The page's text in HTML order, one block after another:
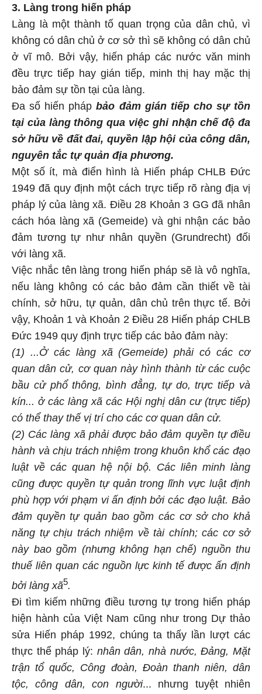
3. Làng trong hiến pháp
Làng là một thành tố quan trọng của dân chủ, vì
không có dân chủ ở cơ sở thì sẽ không có dân chủ
ở vĩ mô. Bởi vậy, hiến pháp các nước văn minh
đều trực tiếp hay gián tiếp, minh thị hay mặc thị
bảo đảm sự tồn tại của làng.
Đa số hiến phápbảo đảm gián tiếp cho sự tồn
tại của làng thông qua việc ghi nhận chế độ đa
sở hữu về đất đai, quyền lập hội của công dân,
nguyên tắc tự quản địa phương.
Một số ít, mà điển hình là Hiến pháp CHLB Đức
1949 đã quy định một cách trực tiếp rõ ràng địa vị
pháp lý của làng xã. Điều 28 Khoản 3 GG đã nhân
cách hóa làng xã (Gemeide) và ghi nhận các bảo
đảm tương tự như nhân quyền (Grundrecht) đối
với làng xã.
Việc nhắc tên làng trong hiến pháp sẽ là vô nghĩa,
nếu làng không có các bảo đảm cần thiết về tài
chính, sở hữu, tự quản, dân chủ trên thực tế. Bởi
vậy, Khoản 1 và Khoản 2 Điều 28 Hiến pháp CHLB
Đức 1949 quy định trực tiếp các bảo đảm này:
(1) ...Ở các làng xã (Gemeide) phải có các cơ
quan dân cử, cơ quan này hình thành từ các cuộc
bầu cử phổ thông, bình đẳng, tự do, trực tiếp và
kín... ở các làng xã các Hội nghị dân cư (trực tiếp)
có thể thay thế vị trí cho các cơ quan dân cử.
(2) Các làng xã phải được bảo đảm quyền tự điều
hành và chịu trách nhiệm trong khuôn khổ các đạo
luật về các quan hệ nội bộ. Các liên minh làng
cũng được quyền tự quản trong lĩnh vực luật định
phù hợp với phạm vi ấn định bởi các đạo luật. Bảo
đảm quyền tự quản bao gồm các cơ sở cho khả
năng tự chịu trách nhiệm về tài chính; các cơ sở
này bao gồm (nhưng không hạn chế) nguồn thu
thuế liên quan các nguồn lực kinh tế được ấn định
bởi làng xã5.
Đi tìm kiếm những điều tương tự trong hiến pháp
hiện hành của Việt Nam cũng như trong Dự thảo
sửa Hiến pháp 1992, chúng ta thấy lần lượt các
thực thể pháp lý: nhân dân, nhà nước, Đảng, Mặt
trận tổ quốc, Công đoàn, Đoàn thanh niên, dân
tộc, công dân, con người... nhưng tuyệt nhiên